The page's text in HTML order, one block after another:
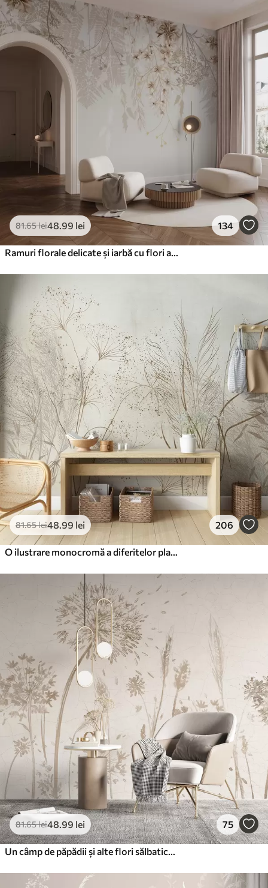
81.65lei48 .99 lei 134
81.65lei48 .99 lei 206
81.65lei48 .99 lei 75